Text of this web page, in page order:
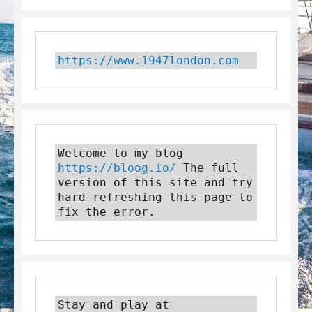
https://www.1947london.com
https://bloog.io/ The full
version of this site and try
hard refreshing this page to
fix the error.